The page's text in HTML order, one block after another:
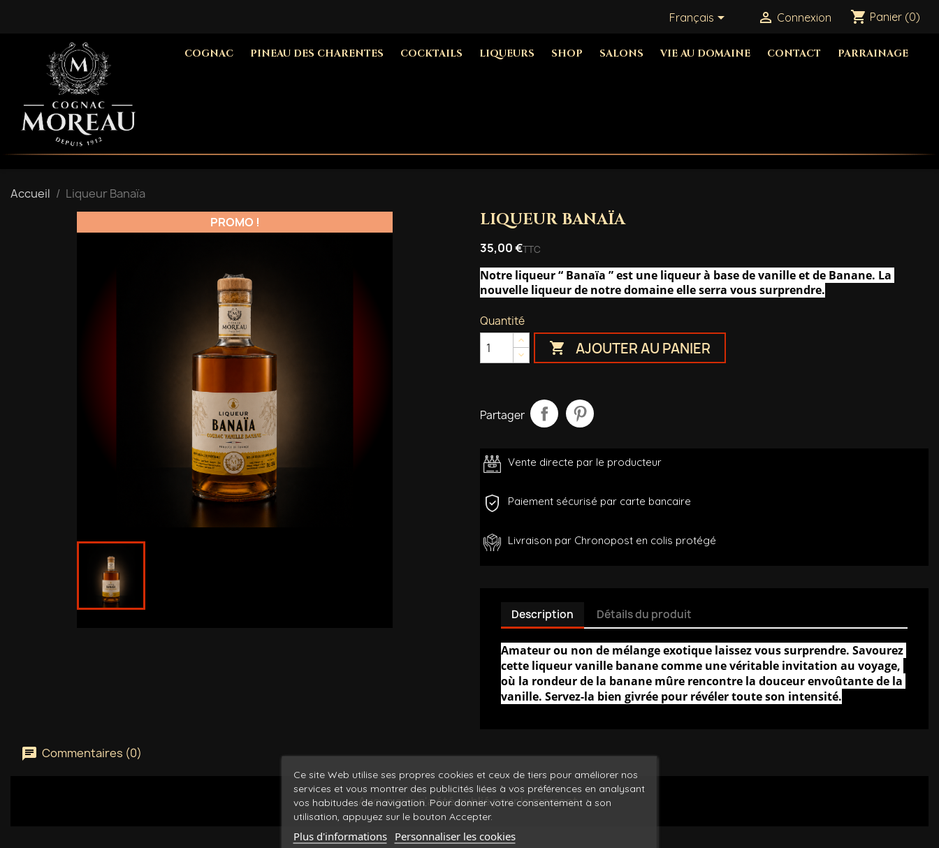
Français  Connexion shopping_cart Panier (0)
COGNAC PINEAU DES CHARENTES COCKTAILS LIQUEURS SHOP SALONS VIE AU DOMAINE CONTACT PARRAINAGE
Accueil
Liqueur Banaïa
PROMO !
LIQUEUR BANAÏA
35,00 €TTC
Notre liqueur “ Banaïa ” est une liqueur à base de vanille et de Banane. La
nouvelle liqueur de notre domaine elle serra vous surprendre.
Quantité
 AJOUTER AU PANIER
Partager
Vente directe par le producteur
Paiement sécurisé par carte bancaire
Livraison par Chronopost en colis protégé
Description Détails du produit
Amateur ou non de mélange exotique laissez vous surprendre. Savourez
cette liqueur vanille banane comme une véritable invitation au voyage,
où la rondeur de la banane mûre rencontre la douceur envoûtante de la
vanille. Servez-la bien givrée pour révéler toute son intensité.
Commentaires (0)
Aucun avis n'a été publié pour le moment.
Ce site Web utilise ses propres cookies et ceux de tiers pour améliorer nos
services et vous montrer des publicités liées à vos préférences en analysant
vos habitudes de navigation. Pour donner votre consentement à son
utilisation, appuyez sur le bouton Accepter.
Plus d'informations Personnaliser les cookies